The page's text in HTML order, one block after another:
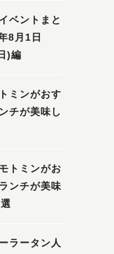
ベントまと
8月1日
)編
ミンがおす
チが美味し
トミンがお
ンチが美味
ラータン人